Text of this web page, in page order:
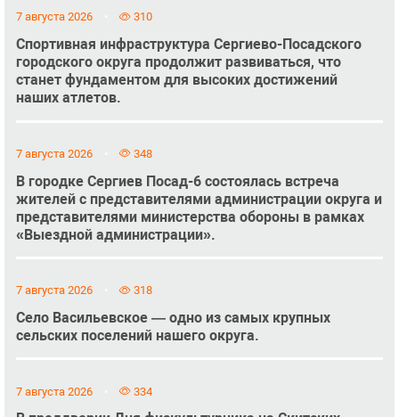
7 августа 2026 310
Спортивная инфраструктура Сергиево-Посадского
городского округа продолжит развиваться, что
станет фундаментом для высоких достижений
наших атлетов.
7 августа 2026 348
В городке Сергиев Посад-6 состоялась встреча
жителей с представителями администрации округа и
представителями министерства обороны в рамках
«Выездной администрации».
7 августа 2026 318
Село Васильевское — одно из самых крупных
сельских поселений нашего округа.
7 августа 2026 334